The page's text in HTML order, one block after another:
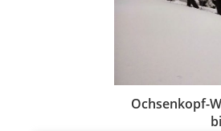
Ochsenkopf-